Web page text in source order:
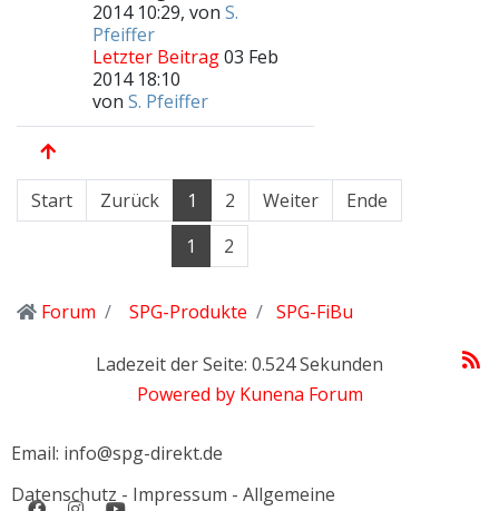
2014 10:29, von S.
Pfeiffer
Letzter Beitrag03 Feb
2014 18:10
von S. Pfeiffer
Start Zurück 1 2 Weiter
Ende
1
2
Forum SPG-Produkte SPG-FiBu
Ladezeit der Seite: 0.524 Sekunden
Powered by Kunena Forum
Email: info@spg-direkt.de
Datenschutz - Impressum - Allgemeine